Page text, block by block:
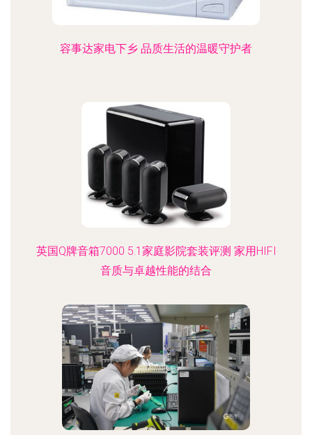
容事达家电下乡 品质生活的温暖守护者
英国Q牌音箱7000 5.1家庭影院套装评测 家用HIFI
音质与卓越性能的结合